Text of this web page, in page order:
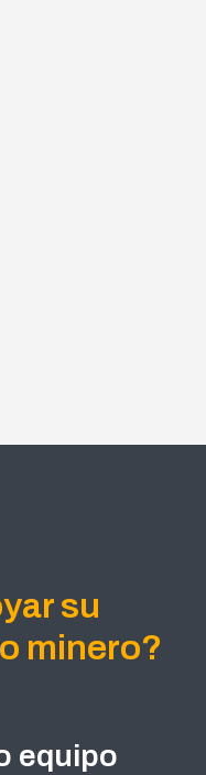
su
minero?
equipo